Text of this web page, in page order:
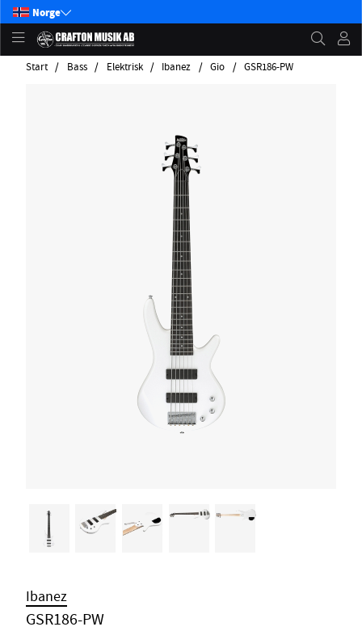
Norge
Start Bass Elektrisk Ibanez Gio GSR186-PW
Ibanez
GSR186-PW